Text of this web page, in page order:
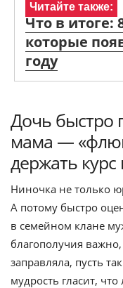
Читайте также:
Что в итоге:
которые
году
Дочь быстро
мама —
держать курс
Ниночка не только
А потому быстро
в семейном клане
благополучия
заправляла, пусть
мудрость гласит,